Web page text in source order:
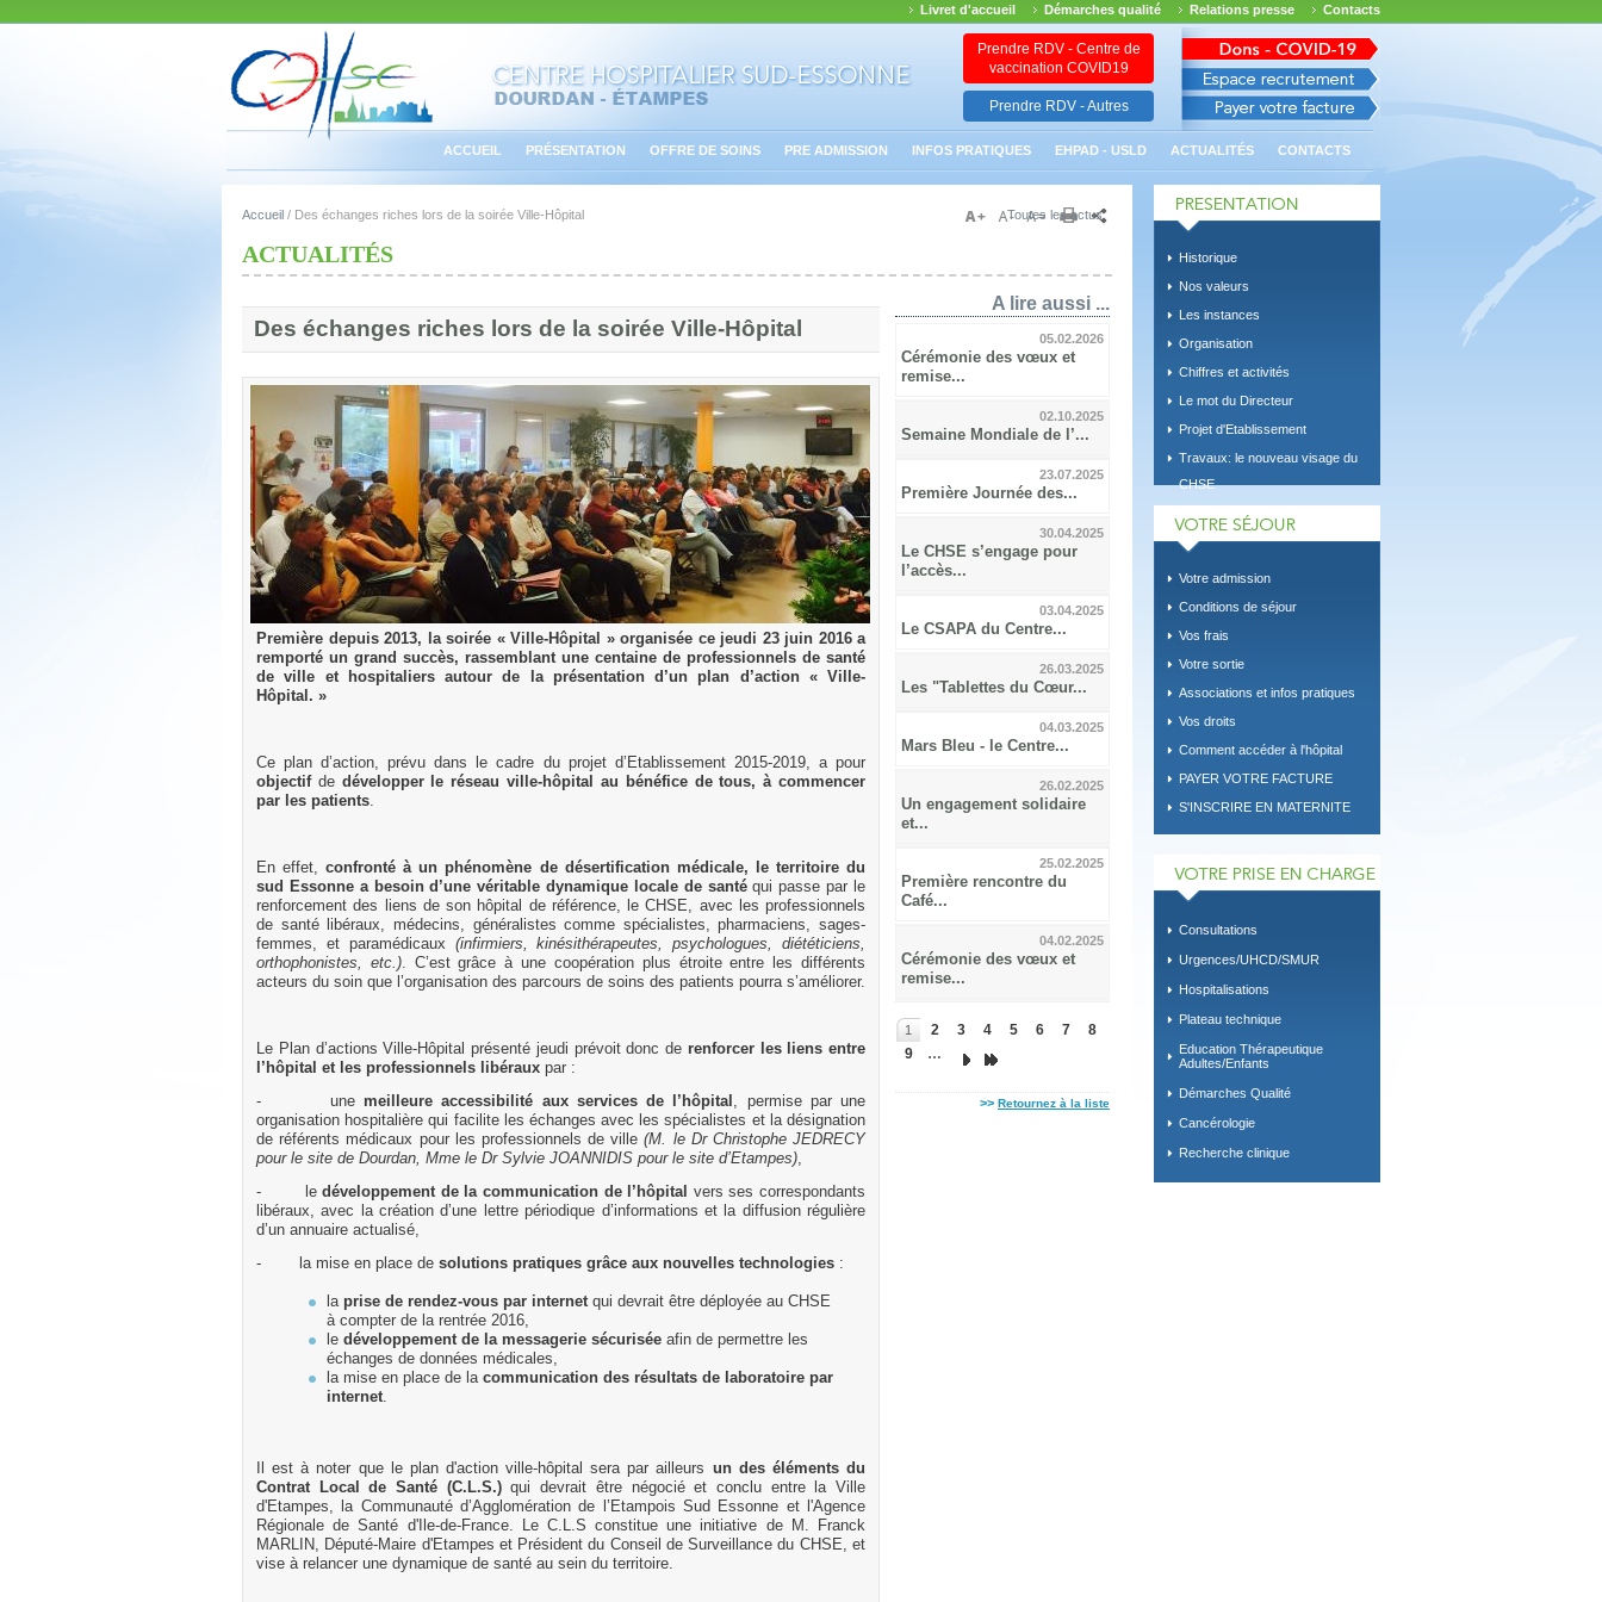
Livret d'accueil Démarches qualité Relations presse Contacts
Prendre RDV - Centre de
vaccination COVID19
Prendre RDV - Autres
ACCUEIL PRÉSENTATION OFFRE DE SOINS PRE ADMISSION INFOS PRATIQUES EHPAD - USLD ACTUALITÉS CONTACTS
Accueil / Des échanges riches lors de la soirée Ville-Hôpital
ACTUALITÉS
Toutes les actus
Des échanges riches lors de la soirée Ville-Hôpital
Première depuis 2013, la soirée « Ville-Hôpital » organisée ce jeudi 23 juin 2016 a
remporté un grand succès, rassemblant une centaine de professionnels de santé
de ville et hospitaliers autour de la présentation d’un plan d’action « Ville-
Hôpital. »
Ce plan d’action, prévu dans le cadre du projet d’Etablissement 2015-2019, a pour
objectif de développer le réseau ville-hôpital au bénéfice de tous, à commencer
par les patients.
En effet,confronté à un phénomène de désertification médicale, le territoire du
sud Essonne a besoin d’une véritable dynamique locale de santéqui passe par le
renforcement des liens de son hôpital de référence, le CHSE, avec les professionnels
de santé libéraux, médecins, généralistes comme spécialistes, pharmaciens, sages-
femmes, et paramédicaux (infirmiers, kinésithérapeutes, psychologues, diététiciens,
orthophonistes, etc.). C’est grâce à une coopération plus étroite entre les différents
acteurs du soin que l’organisation des parcours de soins des patients pourra s’améliorer.
Le Plan d’actions Ville-Hôpital présenté jeudi prévoit donc de renforcer les liens entre
l’hôpital et les professionnels libéraux par :
- une meilleure accessibilité aux services de l’hôpital , permise par une
organisation hospitalière qui facilite les échanges avec les spécialistes et la désignation
de référents médicaux pour les professionnels de ville(M. le Dr Christophe JEDRECY
pour le site de Dourdan, Mme le Dr Sylvie JOANNIDIS pour le site d’Etampes),
- ledéveloppement de la communication de l’hôpital vers ses correspondants
libéraux, avec la création d’une lettre périodique d’informations et la diffusion régulière
d’un annuaire actualisé,
- la mise en place de solutions pratiques grâce aux nouvelles technologies :
la prise de rendez-vous par internetqui devrait être déployée au CHSE
à compter de la rentrée 2016,
ledéveloppement de la messagerie sécurisée afin de permettre les
échanges de données médicales,
la mise en place de lacommunication des résultats de laboratoire par
internet.
Il est à noter que le plan d'action ville-hôpital sera par ailleurs un des éléments du
Contrat Local de Santé (C.L.S.)qui devrait être négocié et conclu entre la Ville
d'Etampes, la Communauté d’Agglomération de l’Etampois Sud Essonne et l'Agence
Régionale de Santé d'Ile-de-France. Le C.L.S constitue une initiative de M. Franck
MARLIN, Député-Maire d'Etampes et Président du Conseil de Surveillance du CHSE, et
vise à relancer une dynamique de santé au sein du territoire.
A lire aussi ...
05.02.2026
Cérémonie des vœux et
remise...
02.10.2025
Semaine Mondiale de l’...
23.07.2025
Première Journée des...
30.04.2025
Le CHSE s’engage pour
l’accès...
03.04.2025
Le CSAPA du Centre...
26.03.2025
Les "Tablettes du Cœur...
04.03.2025
Mars Bleu - le Centre...
26.02.2025
Un engagement solidaire
et...
25.02.2025
Première rencontre du
Café...
04.02.2025
Cérémonie des vœux et
remise...
1 2 3 4 5 6 7
8
9
…
>> Retournez à la liste
Historique
Nos valeurs
Les instances
Organisation
Chiffres et activités
Le mot du Directeur
Projet d'Etablissement
Travaux: le nouveau visage du
CHSE
Votre admission
Conditions de séjour
Vos frais
Votre sortie
Associations et infos pratiques
Vos droits
Comment accéder à l'hôpital
PAYER VOTRE FACTURE
S'INSCRIRE EN MATERNITE
Consultations
Urgences/UHCD/SMUR
Hospitalisations
Plateau technique
Education Thérapeutique
Adultes/Enfants
Démarches Qualité
Cancérologie
Recherche clinique